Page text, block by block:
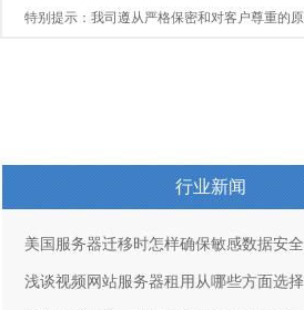
特别提示：我司遵从严格保密和对客户尊重的
行业新闻
美国服务器迁移时怎样确保敏感数据安
浅谈视频网站服务器租用从哪些方面选